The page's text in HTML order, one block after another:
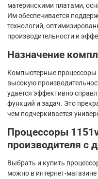
материнскими платами,
Им обеспечивается
технологий,
производительности и
Назначение
Компьютерные процессоры
высокую
удается эффективно
функций и задач. Это
чем подчеркивается
Процессоры
производителя с
Выбрать и купить
можно в интернет-